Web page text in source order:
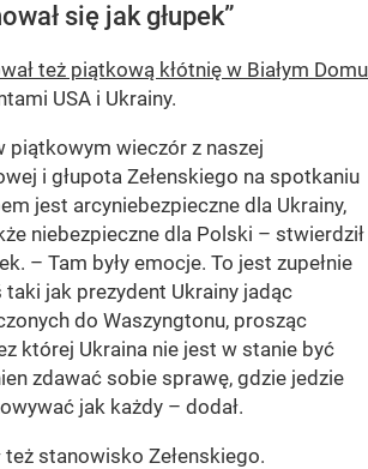
się jak głupek”
też piątkową kłótnię w Białym Domu
USA i Ukrainy.
piątkowym wieczór z naszej
i głupota Zełenskiego na spotkaniu
jest arcyniebezpieczne dla Ukrainy,
niebezpieczne dla Polski – stwierdził
– Tam były emocje. To jest zupełnie
jak prezydent Ukrainy jadąc
do Waszyngtonu, prosząc
której Ukraina nie jest w stanie być
zdawać sobie sprawę, gdzie jedzie
jak każdy – dodał.
stanowisko Zełenskiego.